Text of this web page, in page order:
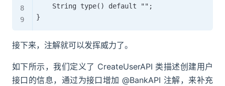
    String type() default "";
接下来，注解就可以发挥威力了。
如下所示，我们定义了 CreateUserAPI 类描述创建用户
接口的信息，通过为接口增加 @BankAPI 注解，来补充